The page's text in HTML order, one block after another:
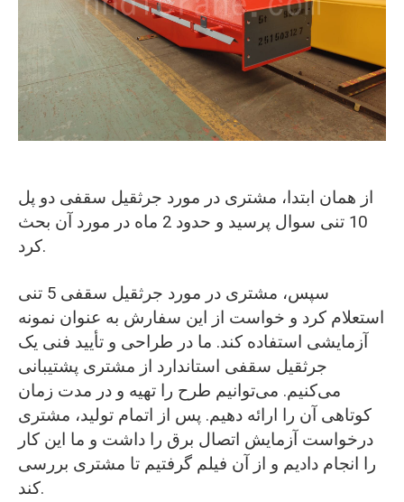
از همان ابتدا، مشتری در مورد جرثقیل سقفی دو پل
10 تنی سوال پرسید و حدود 2 ماه در مورد آن بحث
کرد.
سپس، مشتری در مورد جرثقیل سقفی 5 تنی
استعلام کرد و خواست از این سفارش به عنوان نمونه
آزمایشی استفاده کند. ما در طراحی و تأیید فنی یک
جرثقیل سقفی استاندارد از مشتری پشتیبانی
می‌کنیم. می‌توانیم طرح را تهیه و در مدت زمان
کوتاهی آن را ارائه دهیم. پس از اتمام تولید، مشتری
درخواست آزمایش اتصال برق را داشت و ما این کار
را انجام دادیم و از آن فیلم گرفتیم تا مشتری بررسی
کند.
O‘zbekcha